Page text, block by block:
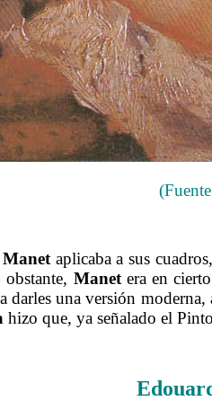
Manet aplicaba a sus
Manetera en
darles una versión
hizo que, ya señalado el